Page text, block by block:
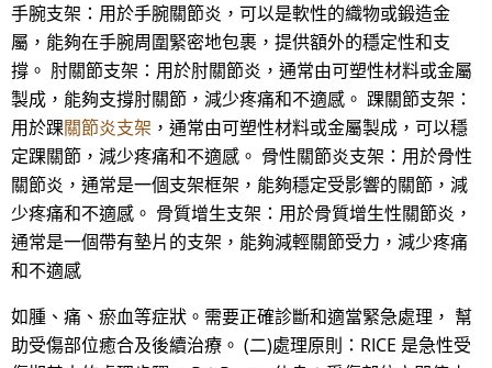
手腕支架：用於手腕關節炎，可以是軟性的織物或鍛造金
屬，能夠在手腕周圍緊密地包裹，提供額外的穩定性和支
撐。 肘關節支架：用於肘關節炎，通常由可塑性材料或金屬
製成，能夠支撐肘關節，減少疼痛和不適感。 踝關節支架：
用於踝關節炎支架 ，通常由可塑性材料或金屬製成，可以穩
定踝關節，減少疼痛和不適感。 骨性關節炎支架：用於骨性
關節炎，通常是一個支架框架，能夠穩定受影響的關節，減
少疼痛和不適感。 骨質增生支架：用於骨質增生性關節炎，
通常是一個帶有墊片的支架，能夠減輕關節受力，減少疼痛
和不適感
如腫、痛、瘀血等症狀。需要正確診斷和適當緊急處理， 幫
助受傷部位癒合及後續治療。 (二)處理原則：RICE 是急性受